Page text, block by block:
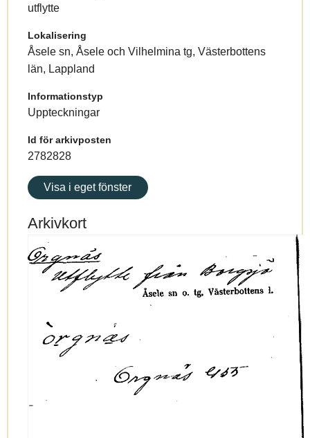
utflytte
Lokalisering
Åsele sn, Åsele och Vilhelmina tg, Västerbottens
län, Lappland
Informationstyp
Uppteckningar
Id för arkivposten
2782828
Visa i eget fönster
Arkivkort